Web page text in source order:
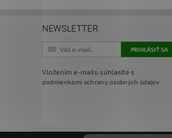
NEWSLETTER
Vložením e-mailu súhlasíte s
podmienkami ochrany osobných údajov